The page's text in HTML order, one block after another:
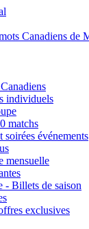
individuels
matchs
soirées événements
mensuelle
- Billets de saison
exclusives